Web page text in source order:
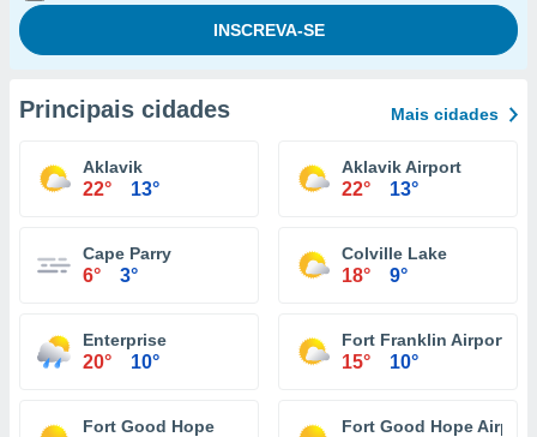
Principais cidades Mais cidades
Aklavik
22° 13°
Aklavik Airport
22° 13°
Cape Parry
6° 3°
Colville Lake
18° 9°
Enterprise
20° 10°
Fort Franklin Airport
15° 10°
Fort Good Hope Fort Good Hope Airport